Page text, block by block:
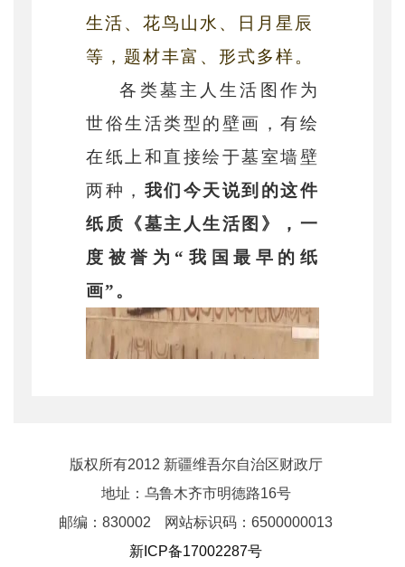
生活、花鸟山水、日月星辰
等，题材丰富、形式多样。
各类墓主人生活图作为
世俗生活类型的壁画，有绘
在纸上和直接绘于墓室墙壁
两种， 我们今天说到的这件
纸质《墓主人生活图》，一
度被誉为 “我国最早的纸
画”。
版权所有2012 新疆维吾尔自治区财政厅
地址：乌鲁木齐市明德路16号
邮编：830002
网站标识码：6500000013
新ICP备17002287号